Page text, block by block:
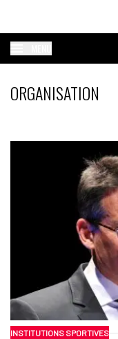
ORGANISATION
INSTITUTIONS SPORTIVES